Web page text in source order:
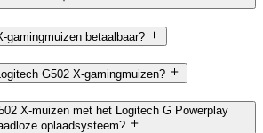
gamingmuizen betaalbaar?
G502 X-gamingmuizen?
X-muizen met het Logitech G Powerplay
oplaadsysteem?